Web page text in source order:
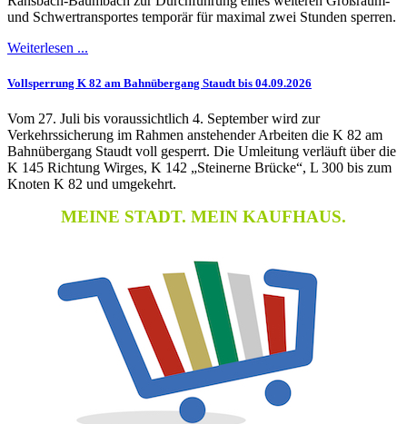
und Schwertransportes temporär für maximal zwei Stunden sperren.
Weiterlesen ...
Vollsperrung K 82 am Bahnübergang Staudt bis 04.09.2026
Vom 27. Juli bis voraussichtlich 4. September wird zur
Verkehrssicherung im Rahmen anstehender Arbeiten die K 82 am
Bahnübergang Staudt voll gesperrt. Die Umleitung verläuft über die
K 145 Richtung Wirges, K 142 „Steinerne Brücke“, L 300 bis zum
Knoten K 82 und umgekehrt.
MEINE STADT. MEIN KAUFHAUS.